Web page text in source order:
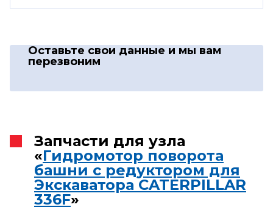
Оставьте свои данные и мы вам
перезвоним
Запчасти для узла
«Гидромотор поворота
башни с редуктором для
Экскаватора CATERPILLAR
336F»